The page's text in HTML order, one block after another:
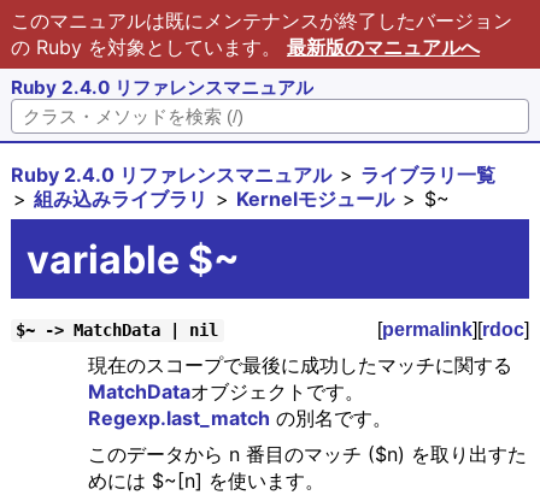
このマニュアルは既にメンテナンスが終了したバージョン
の Ruby を対象としています。 最新版のマニュアルへ
Ruby 2.4.0 リファレンスマニュアル
Ruby 2.4.0 リファレンスマニュアル
ライブラリ一覧
組み込みライブラリ
Kernelモジュール $~
variable $~
$~ -> MatchData | nil [permalink][rdoc]
現在のスコープで最後に成功したマッチに関する
MatchDataオブジェクトです。
Regexp.last_match の別名です。
このデータから n 番目のマッチ ($n) を取り出すた
めには $~[n] を使います。